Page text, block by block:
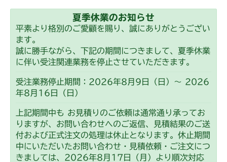
本体 FIG15 動力伝達(刈刃)
CM2205HC/HCS
本体 FIG11 動力伝達(刈刃)
本体 FIG13 ステアリングASSY
CM2403HC/HCS
本体 FIG17 ステアリングAssy
本体 FIG15 動力伝達(刈刃)
CM2503
本体 FIG15 動力伝達(刈刃)
CMX1402RC
本体 FIG13 動力伝達(刈刃)
CMX1402HC
夏季休業のお知らせ
平素より格別のご愛顧を賜り、誠にありがとうござい
ます。
誠に勝手ながら、下記の期間につきまして、夏季休業
に伴い受注関連業務を停止させていただきます。
受注業務停止期間：2026年8月9日（日）～ 2026
年8月16日（日）
上記期間中も お見積りのご依頼は通常通り承ってお
りますが、お問い合わせへのご返信、見積結果のご送
付および正式注文の処理は休止となります。休止期間
中にいただいたお問い合わせ・見積依頼・ご注文につ
きましては、2026年8月17日（月）より順次対応